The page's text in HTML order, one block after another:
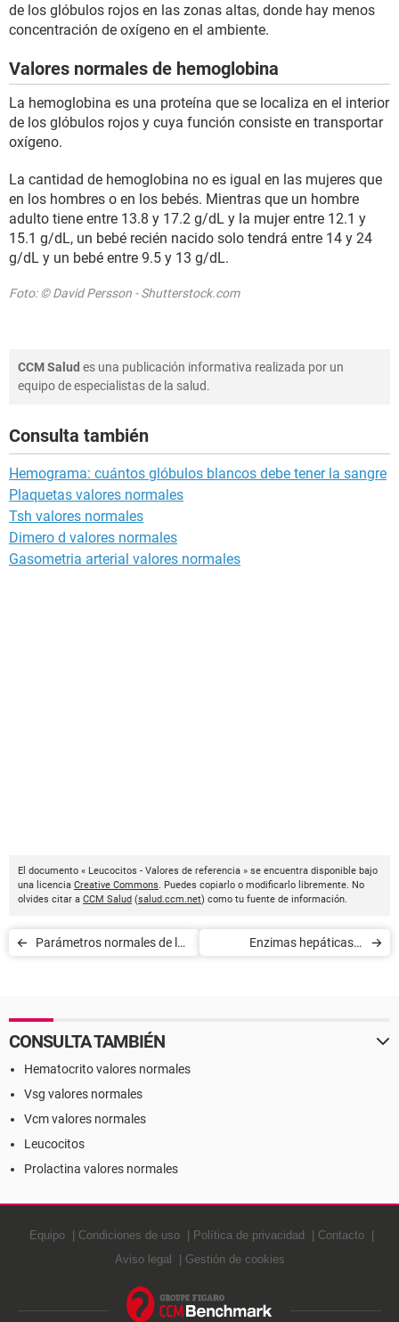
de los glóbulos rojos en las zonas altas, donde hay menos
concentración de oxígeno en el ambiente.
Valores normales de hemoglobina
La hemoglobina es una proteína que se localiza en el interior
de los glóbulos rojos y cuya función consiste en transportar
oxígeno.
La cantidad de hemoglobina no es igual en las mujeres que
en los hombres o en los bebés. Mientras que un hombre
adulto tiene entre 13.8 y 17.2 g/dL y la mujer entre 12.1 y
15.1 g/dL, un bebé recién nacido solo tendrá entre 14 y 24
g/dL y un bebé entre 9.5 y 13 g/dL.
Foto: © David Persson - Shutterstock.com
CCM Salud es una publicación informativa realizada por un
equipo de especialistas de la salud.
Consulta también
Hemograma: cuántos glóbulos blancos debe tener la sangre
Plaquetas valores normales
Tsh valores normales
Dimero d valores normales
Gasometria arterial valores normales
El documento « Leucocitos - Valores de referencia » se encuentra disponible bajo
una licencia Creative Commons. Puedes copiarlo o modificarlo libremente. No
olvides citar a CCM Salud (salud.ccm.net) como tu fuente de información.
Parámetros normales de la
Enzimas hepáticas o
CONSULTA TAMBIÉN
Hematocrito valores normales
Vsg valores normales
Vcm valores normales
Leucocitos
Prolactina valores normales
Equipo Condiciones de uso Política de privacidad
Contacto
Aviso legal
Gestión de cookies